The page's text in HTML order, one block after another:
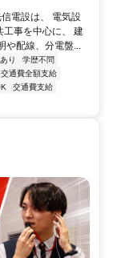
電設は、 電気設
工事を中心に、 建
や配線、分電盤...
り
学歴不問
交通費全額支給
交通費支給